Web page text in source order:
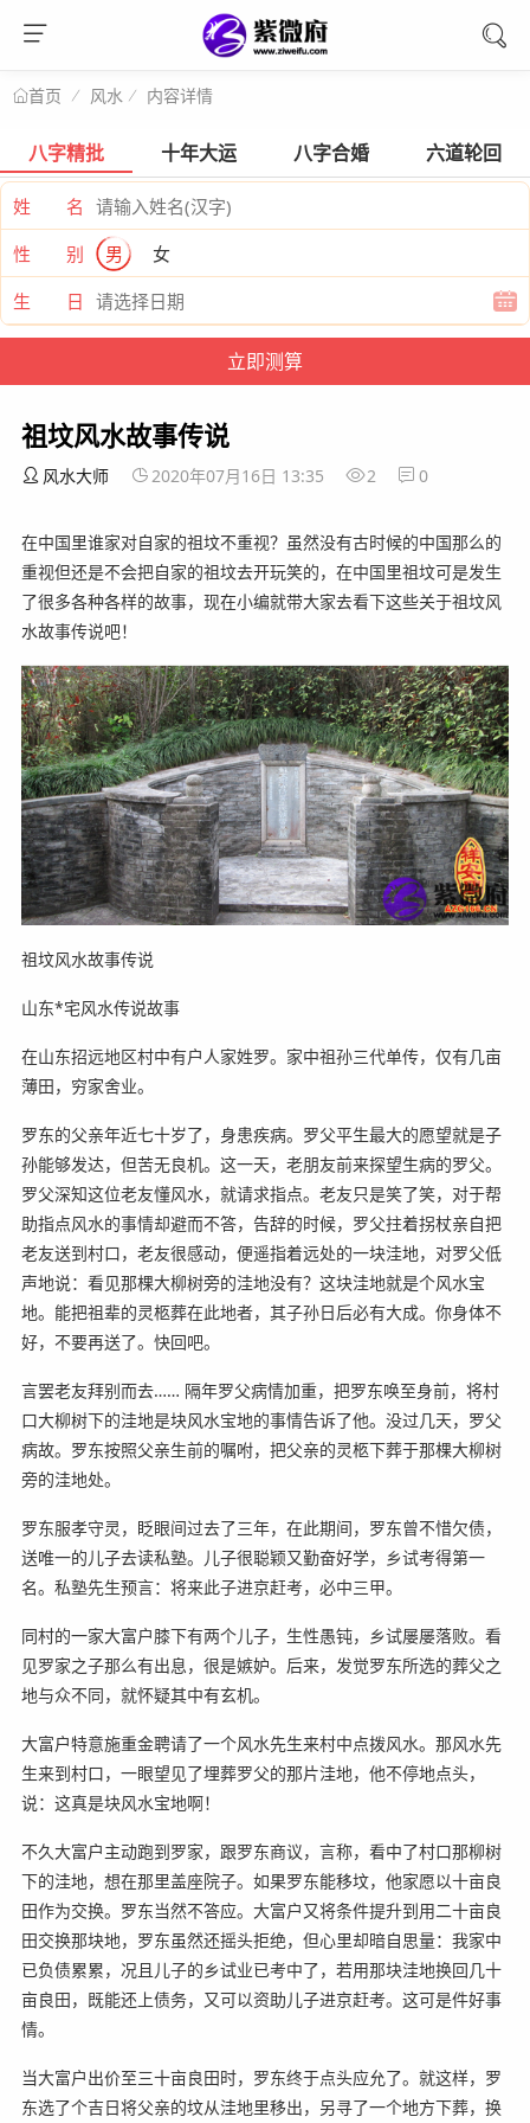
首页 风水 内容详情
八字精批 十年大运 八字合婚 六道轮回
姓 名
性 别
男
女
生 日
祖坟风水故事传说
风水大师 2020年07月16日 13:35 2 0
在中国里谁家对自家的祖坟不重视？虽然没有古时候的中国那么的
重视但还是不会把自家的祖坟去开玩笑的，在中国里祖坟可是发生
了很多各种各样的故事，现在小编就带大家去看下这些关于祖坟风
水故事传说吧！
祖坟风水故事传说
山东*宅风水传说故事
在山东招远地区村中有户人家姓罗。家中祖孙三代单传，仅有几亩
薄田，穷家舍业。
罗东的父亲年近七十岁了，身患疾病。罗父平生最大的愿望就是子
孙能够发达，但苦无良机。这一天，老朋友前来探望生病的罗父。
罗父深知这位老友懂风水，就请求指点。老友只是笑了笑，对于帮
助指点风水的事情却避而不答，告辞的时候，罗父拄着拐杖亲自把
老友送到村口，老友很感动，便遥指着远处的一块洼地，对罗父低
声地说：看见那棵大柳树旁的洼地没有？这块洼地就是个风水宝
地。能把祖辈的灵柩葬在此地者，其子孙日后必有大成。你身体不
好，不要再送了。快回吧。
言罢老友拜别而去…… 隔年罗父病情加重，把罗东唤至身前，将村
口大柳树下的洼地是块风水宝地的事情告诉了他。没过几天，罗父
病故。罗东按照父亲生前的嘱咐，把父亲的灵柩下葬于那棵大柳树
旁的洼地处。
罗东服孝守灵，眨眼间过去了三年，在此期间，罗东曾不惜欠债，
送唯一的儿子去读私塾。儿子很聪颖又勤奋好学，乡试考得第一
名。私塾先生预言：将来此子进京赶考，必中三甲。
同村的一家大富户膝下有两个儿子，生性愚钝，乡试屡屡落败。看
见罗家之子那么有出息，很是嫉妒。后来，发觉罗东所选的葬父之
地与众不同，就怀疑其中有玄机。
大富户特意施重金聘请了一个风水先生来村中点拨风水。那风水先
生来到村口，一眼望见了埋葬罗父的那片洼地，他不停地点头，
说：这真是块风水宝地啊！
不久大富户主动跑到罗家，跟罗东商议，言称，看中了村口那柳树
下的洼地，想在那里盖座院子。如果罗东能移坟，他家愿以十亩良
田作为交换。罗东当然不答应。大富户又将条件提升到用二十亩良
田交换那块地，罗东虽然还摇头拒绝，但心里却暗自思量：我家中
已负债累累，况且儿子的乡试业已考中了，若用那块洼地换回几十
亩良田，既能还上债务，又可以资助儿子进京赶考。这可是件好事
情。
当大富户出价至三十亩良田时，罗东终于点头应允了。就这样，罗
东选了个吉日将父亲的坟从洼地里移出，另寻了一个地方下葬，换